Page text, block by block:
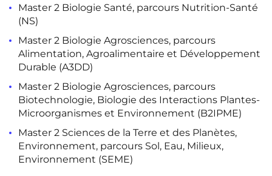
Master 2 Biologie Santé, parcours Nutrition-Santé
(NS)
Master 2 Biologie Agrosciences, parcours
Alimentation, Agroalimentaire et Développement
Durable (A3DD)
Master 2 Biologie Agrosciences, parcours
Biotechnologie, Biologie des Interactions Plantes-
Microorganismes et Environnement (B2IPME)
Master 2 Sciences de la Terre et des Planètes,
Environnement, parcours Sol, Eau, Milieux,
Environnement (SEME)